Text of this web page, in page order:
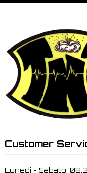
Customer
Lunedi - Sabato: